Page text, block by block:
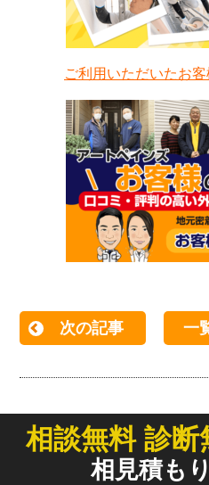
ご利用いただいたお
次の記事 一
相談無料 診断
相見積も